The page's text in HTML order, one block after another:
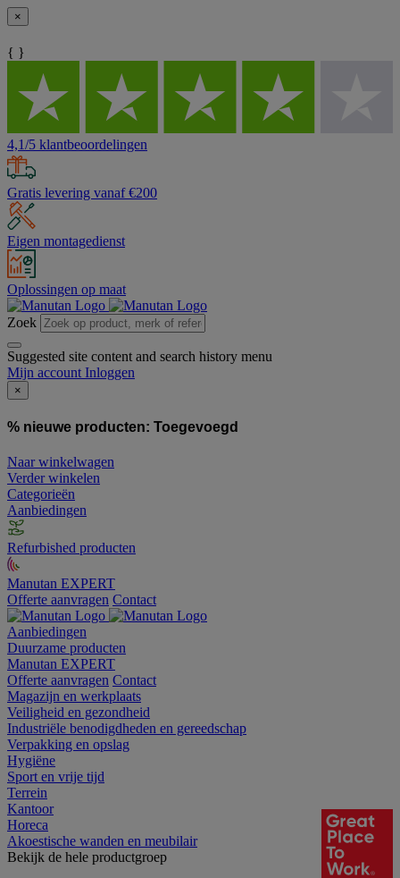
×
{ }
4,1/5 klantbeoordelingen
Gratis levering vanaf €200
Eigen montagedienst
Oplossingen op maat
Zoek
Suggested site content and search history menu
Mijn account Inloggen
×
% nieuwe producten: Toegevoegd
Naar winkelwagen
Verder winkelen
Categorieën
Aanbiedingen
Refurbished producten
Manutan EXPERT
Offerte aanvragen Contact
Aanbiedingen
Duurzame producten
Manutan EXPERT
Offerte aanvragen Contact
Magazijn en werkplaats
Veiligheid en gezondheid
Industriële benodigdheden en gereedschap
Verpakking en opslag
Hygiëne
Sport en vrije tijd
Terrein
Kantoor
Horeca
Akoestische wanden en meubilair
Bekijk de hele productgroep